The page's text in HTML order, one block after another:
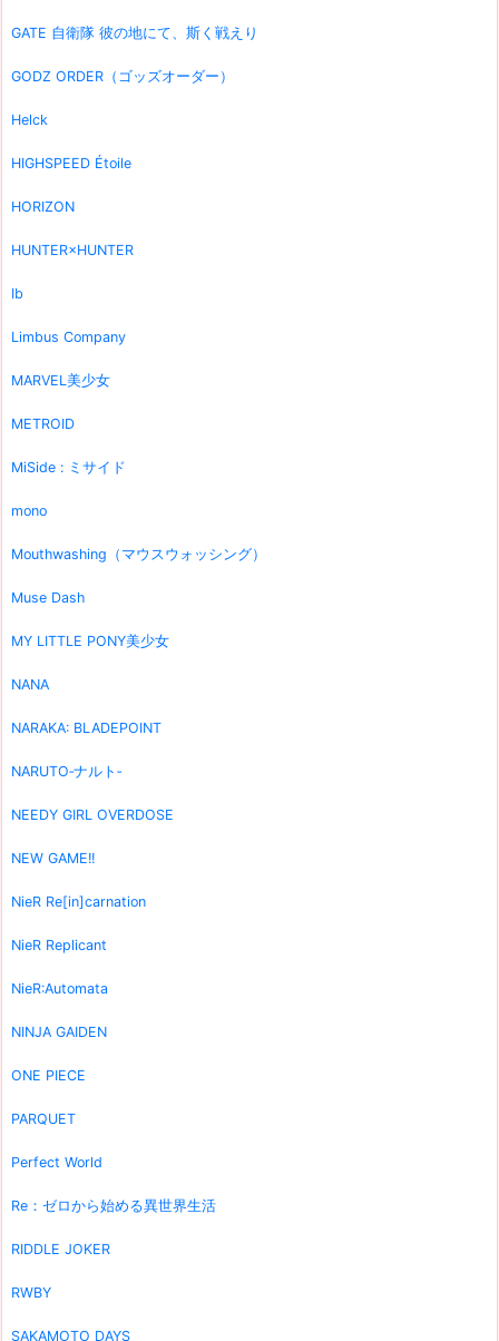
GATE 自衛隊 彼の地にて、斯く戦えり
GODZ ORDER（ゴッズオーダー）
Helck
HIGHSPEED Étoile
HORIZON
HUNTER×HUNTER
Ib
Limbus Company
MARVEL美少女
METROID
MiSide : ミサイド
mono
Mouthwashing（マウスウォッシング）
Muse Dash
MY LITTLE PONY美少女
NANA
NARAKA: BLADEPOINT
NARUTO‐ナルト‐
NEEDY GIRL OVERDOSE
NEW GAME!!
NieR Re[in]carnation
NieR Replicant
NieR:Automata
NINJA GAIDEN
ONE PIECE
PARQUET
Perfect World
Re：ゼロから始める異世界生活
RIDDLE JOKER
RWBY
SAKAMOTO DAYS